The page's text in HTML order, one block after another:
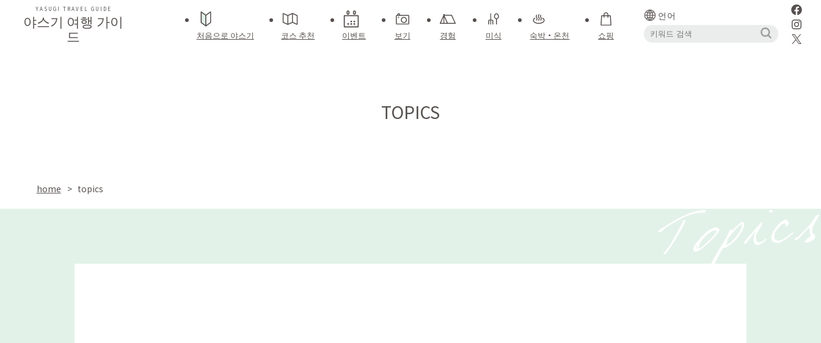
야스기 여행 가이
드
YASUGI TRAVEL GUIDE
처음으로 야스기 코스 추천 이벤트 보기 경험 미식 숙박・온천 쇼핑
언어
TOPICS
home topics